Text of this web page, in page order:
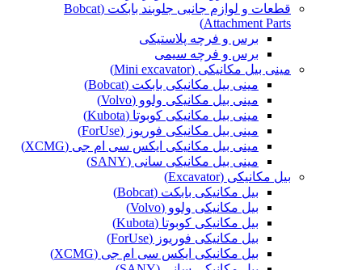
قطعات و لوازم جانبی جلوبند بابکت (Bobcat
Attachment Parts)
برس و فرچه پلاستیکی
برس و فرچه سیمی
مینی بیل مکانیکی (Mini excavator)
مینی بیل مکانیکی بابکت (Bobcat)
مینی بیل مکانیکی ولوو (Volvo)
مینی بیل مکانیکی کوبوتا (Kubota)
مینی بیل مکانیکی فوریوز (ForUse)
مینی بیل مکانیکی ایکس سی ام جی (XCMG)
مینی بیل مکانیکی سانی (SANY)
بیل مکانیکی (Excavator)
بیل مکانیکی بابکت (Bobcat)
بیل مکانیکی ولوو (Volvo)
بیل مکانیکی کوبوتا (Kubota)
بیل مکانیکی فوریوز (ForUse)
بیل مکانیکی ایکس سی ام جی (XCMG)